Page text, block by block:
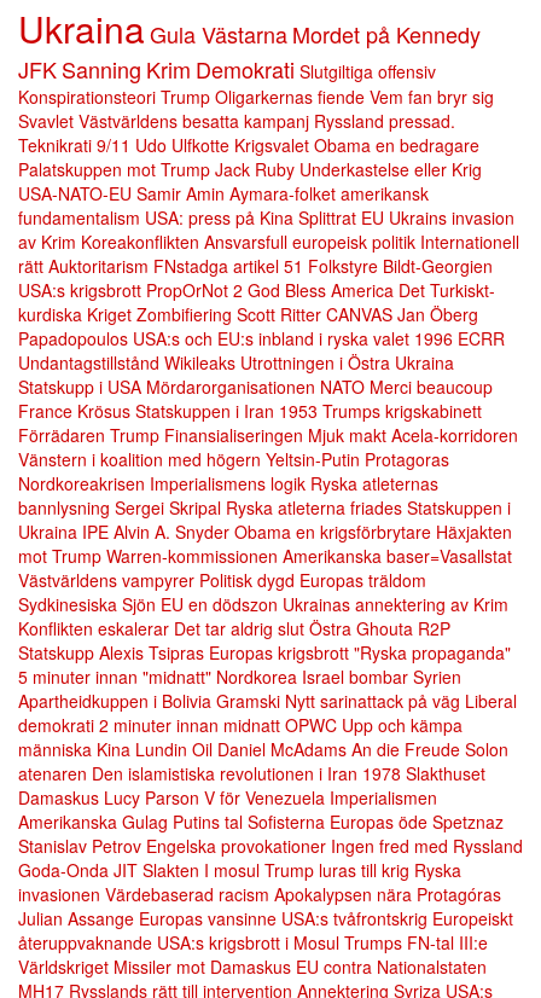
UkrainaGula VästarnaMordet på Kennedy
JFKSanning Krim Demokrati Slutgiltiga offensiv
Konspirationsteori Trump Oligarkernas fiende Vem fan bryr sig
Svavlet Västvärldens besatta kampanj Ryssland pressad.
Teknikrati 9/11 Udo Ulfkotte Krigsvalet Obama en bedragare
Palatskuppen mot Trump Jack Ruby Underkastelse eller Krig
USA-NATO-EU Samir Amin Aymara-folket amerikansk
fundamentalism USA: press på Kina Splittrat EU Ukrains invasion
av Krim Koreakonflikten Ansvarsfull europeisk politik Internationell
rätt Auktoritarism FNstadga artikel 51 Folkstyre Bildt-Georgien
USA:s krigsbrott PropOrNot 2 God Bless America Det Turkiskt-
kurdiska Kriget Zombifiering Scott Ritter CANVAS Jan Öberg
Papadopoulos USA:s och EU:s inbland i ryska valet 1996 ECRR
Undantagstillstånd Wikileaks Utrottningen i Östra Ukraina
Statskupp i USA Mördarorganisationen NATO Merci beaucoup
France Krösus Statskuppen i Iran 1953 Trumps krigskabinett
Förrädaren Trump Finansialiseringen Mjuk makt Acela-korridoren
Vänstern i koalition med högern Yeltsin-Putin Protagoras
Nordkoreakrisen Imperialismens logik Ryska atleternas
bannlysning Sergei Skripal Ryska atleterna friades Statskuppen i
Ukraina IPE Alvin A. Snyder Obama en krigsförbrytare Häxjakten
mot Trump Warren-kommissionen Amerikanska baser=Vasallstat
Västvärldens vampyrer Politisk dygd Europas träldom
Sydkinesiska Sjön EU en dödszon Ukrainas annektering av Krim
Konflikten eskalerar Det tar aldrig slut Östra Ghouta R2P
Statskupp Alexis Tsipras Europas krigsbrott "Ryska propaganda"
5 minuter innan "midnatt" Nordkorea Israel bombar Syrien
Apartheidkuppen i Bolivia Gramski Nytt sarinattack på väg Liberal
demokrati 2 minuter innan midnatt OPWC Upp och kämpa
människa Kina Lundin Oil Daniel McAdams An die Freude Solon
atenaren Den islamistiska revolutionen i Iran 1978 Slakthuset
Damaskus Lucy Parson V för Venezuela Imperialismen
Amerikanska Gulag Putins tal Sofisterna Europas öde Spetznaz
Stanislav Petrov Engelska provokationer Ingen fred med Ryssland
Goda-Onda JIT Slakten I mosul Trump luras till krig Ryska
invasionen Värdebaserad racism Apokalypsen nära Protagóras
Julian Assange Europas vansinne USA:s tvåfrontskrig Europeiskt
återuppvaknande USA:s krigsbrott i Mosul Trumps FN-tal III:e
Världskriget Missiler mot Damaskus EU contra Nationalstaten
MH17 Rysslands rätt till intervention Annektering Syriza USA:s